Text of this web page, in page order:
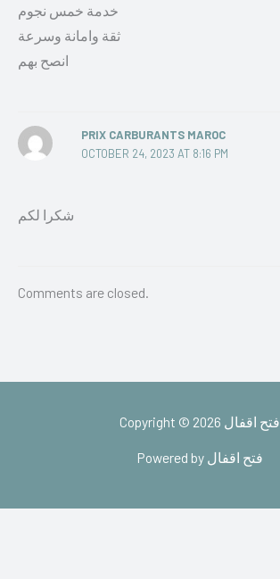
خدمة خمس نجوم
ثقة وامانة وسرعة
انصح بهم
PRIX CARBURANTS MAROC
OCTOBER 24, 2023 AT 8:16 PM
شكرا لكم
Comments are closed.
Copyright © 2026 فتح اقفال
Powered by فتح اقفال